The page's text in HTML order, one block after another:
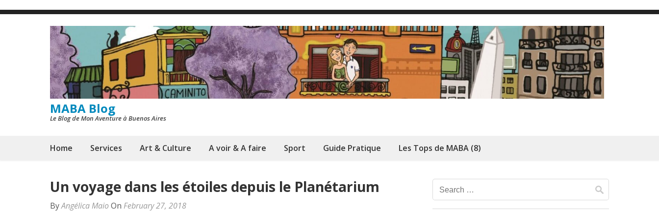
Skip
MABA Blog
Le Blog de Mon Aventure à Buenos Aires
Home Services Art & Culture A voir & A faire Sport Guide Pratique Les Tops de MABA (8)
Un voyage dans les étoiles depuis le Planétarium
ByAngélica Maio On February 27, 2018
Search
for: